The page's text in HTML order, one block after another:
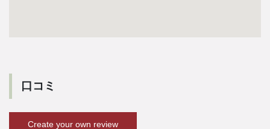
口コミ
Create your own review